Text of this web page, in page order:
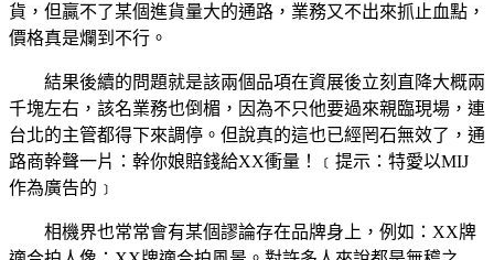
貨，但贏不了某個進貨量大的通路，業務又不出來抓止血點，
價格真是爛到不行。
結果後續的問題就是該兩個品項在資展後立刻直降大概兩
千塊左右，該名業務也倒楣，因為不只他要過來親臨現場，連
台北的主管都得下來調停。但說真的這也已經罔石無效了，通
路商幹聲一片：幹你娘賠錢給XX衝量！﹝提示：特愛以MIJ
作為廣告的﹞
相機界也常常會有某個謬論存在品牌身上，例如：XX牌